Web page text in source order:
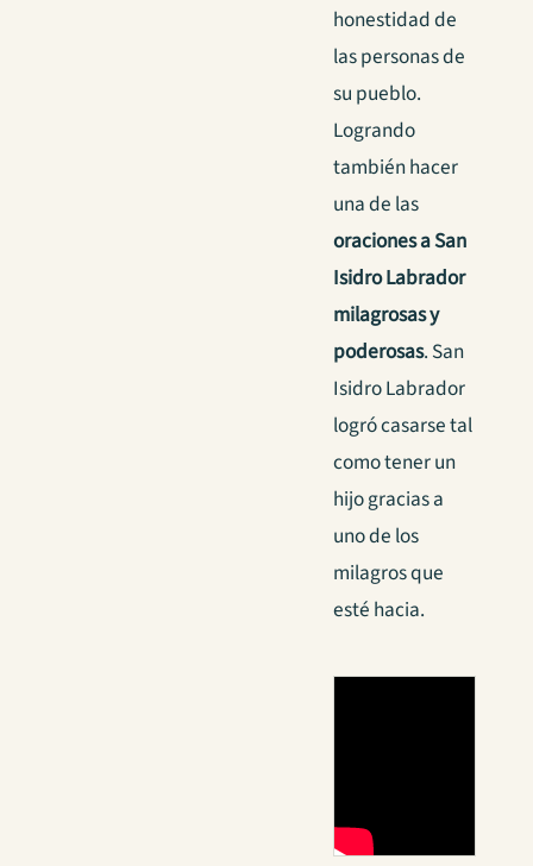
honestidad de
las personas de
su pueblo.
Logrando
también hacer
una de las
oraciones a San
Isidro Labrador
milagrosas y
poderosas. San
Isidro Labrador
logró casarse tal
como tener un
hijo gracias a
uno de los
milagros que
esté hacia.